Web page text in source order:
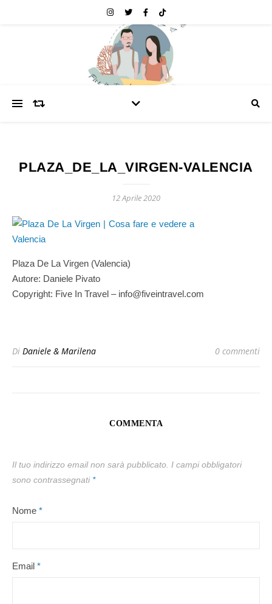
PLAZA_DE_LA_VIRGEN-VALENCIA
12 Aprile 2020
Plaza De La Virgen (Valencia)
Autore: Daniele Pivato
Copyright: Five In Travel – info@fiveintravel.com
Di Daniele & Marilena 0 commenti
COMMENTA
Il tuo indirizzo email non sarà pubblicato. I campi obbligatori
sono contrassegnati *
Nome *
Email *